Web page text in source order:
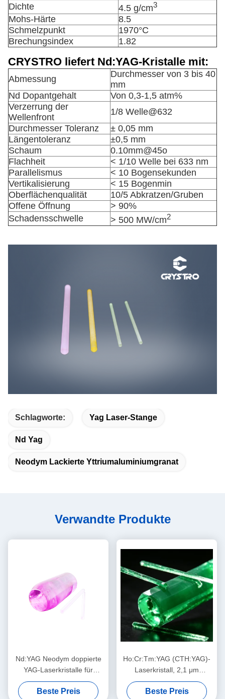
Dichte
4.5 g/cm3
Mohs-Härte
8.5
Schmelzpunkt
1970°C
Brechungsindex
1.82
CRYSTRO liefert Nd:YAG-Kristalle mit:
Abmessung
Durchmesser von 3 bis 40
mm
Nd Dopantgehalt
Von 0,3-1,5 atm%
Verzerrung der
Wellenfront
1/8 Welle@632
Durchmesser Toleranz
± 0,05 mm
Längentoleranz
±0,5 mm
Schaum
0.10mm@45o
Flachheit
< 1/10 Welle bei 633 nm
Parallelismus
< 10 Bogensekunden
Vertikalisierung
< 15 Bogenmin
Oberflächenqualität
10/5 Abkratzen/Gruben
Offene Öffnung
> 90%
Schadensschwelle
> 500 MW/cm2
Schlagworte: Yag Laser-Stange
Nd Yag
Neodym Lackierte Yttriumaluminiumgranat
Verwandte Produkte
Nd:YAG Neodym doppierte
YAG-Laserkristalle für
Hochleistungs-
Festkörperlasersysteme
Beste Preis
Ho:Cr:Tm:YAG (CTH:YAG)-
Laserkristall, 2,1 μm
augensicher, hocheffizienter
Blitz/Diodengepumpt
Beste Preis